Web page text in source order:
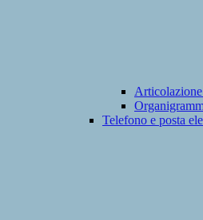
Telefono e posta